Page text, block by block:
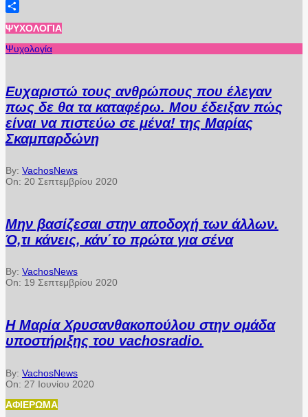
LinkedIn
ΨΥΧΟΛΟΓΊΑ
Ψυχολογία
Ευχαριστώ τους ανθρώπους που έλεγαν
πως δε θα τα καταφέρω. Μου έδειξαν πώς
είναι να πιστεύω σε μένα! της Μαρίας
Σκαμπαρδώνη
By: VachosNews
On: 20 Σεπτεμβρίου 2020
Μην βασίζεσαι στην αποδοχή των άλλων.
Ό,τι κάνεις, κάν΄το πρώτα για σένα
By: VachosNews
On: 19 Σεπτεμβρίου 2020
Η Μαρία Χρυσανθακοπούλου στην ομάδα
υποστήριξης του vachosradio.
By: VachosNews
On: 27 Ιουνίου 2020
ΑΦΙΈΡΩΜΑ